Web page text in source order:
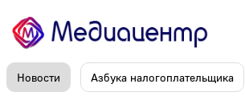
Новости Азбука налогоплательщика